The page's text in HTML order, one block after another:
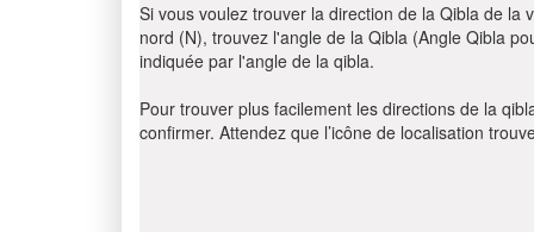
Si vous voulez trouver la direction de la Qibla de la
nord (N), trouvez l'angle de la Qibla (Angle Qibla
indiquée par l'angle de la qibla.
Pour trouver plus facilement les directions de la
confirmer. Attendez que l’icône de localisation